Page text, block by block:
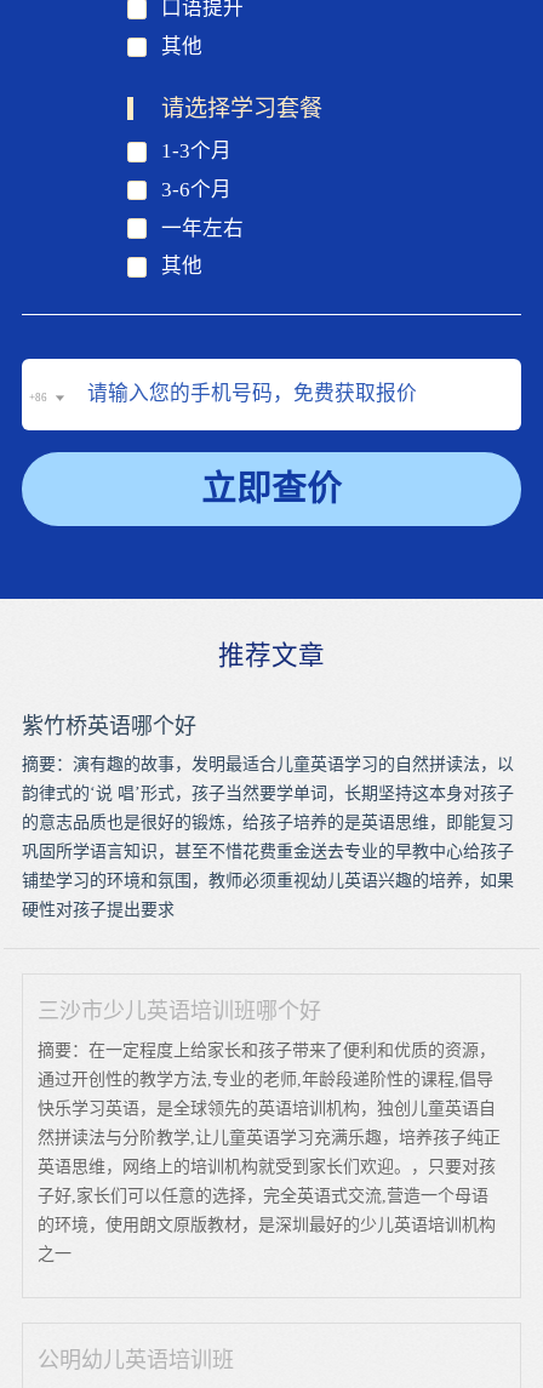
口语提升
其他
请选择学习套餐
1-3个月
3-6个月
一年左右
其他
+86
立即查价
推荐文章
紫竹桥英语哪个好
摘要：演有趣的故事，发明最适合儿童英语学习的自然拼读法，以
韵律式的‘说 唱’形式，孩子当然要学单词，长期坚持这本身对孩子
的意志品质也是很好的锻炼，给孩子培养的是英语思维，即能复习
巩固所学语言知识，甚至不惜花费重金送去专业的早教中心给孩子
铺垫学习的环境和氛围，教师必须重视幼儿英语兴趣的培养，如果
硬性对孩子提出要求
三沙市少儿英语培训班哪个好
摘要：在一定程度上给家长和孩子带来了便利和优质的资源，
通过开创性的教学方法,专业的老师,年龄段递阶性的课程,倡导
快乐学习英语，是全球领先的英语培训机构，独创儿童英语自
然拼读法与分阶教学,让儿童英语学习充满乐趣，培养孩子纯正
英语思维，网络上的培训机构就受到家长们欢迎。，只要对孩
子好,家长们可以任意的选择，完全英语式交流,营造一个母语
的环境，使用朗文原版教材，是深圳最好的少儿英语培训机构
之一
公明幼儿英语培训班